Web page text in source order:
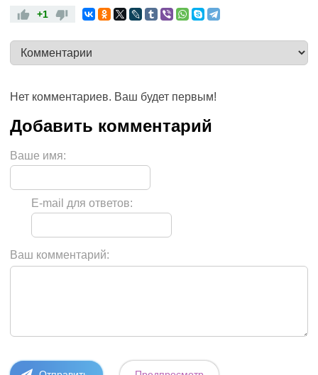
+1
Нет комментариев. Ваш будет первым!
Ваше имя:
E-mail для ответов:
Ваш комментарий: